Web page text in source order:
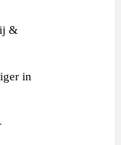
&
in